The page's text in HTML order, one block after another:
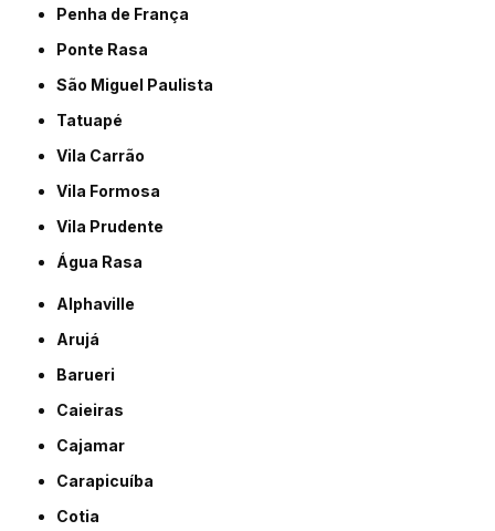
Penha de França
Ponte Rasa
São Miguel Paulista
Tatuapé
Vila Carrão
Vila Formosa
Vila Prudente
Água Rasa
Alphaville
Arujá
Barueri
Caieiras
Cajamar
Carapicuíba
Cotia